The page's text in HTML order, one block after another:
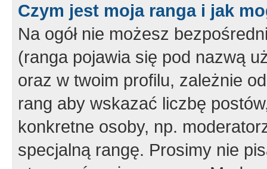
Czym jest moja ranga i jak
Na ogół nie możesz
(ranga pojawia się pod nazwą
oraz w twoim profilu, zależnie
rang aby wskazać liczbę
konkretne osoby, np.
specjalną rangę. Prosimy nie